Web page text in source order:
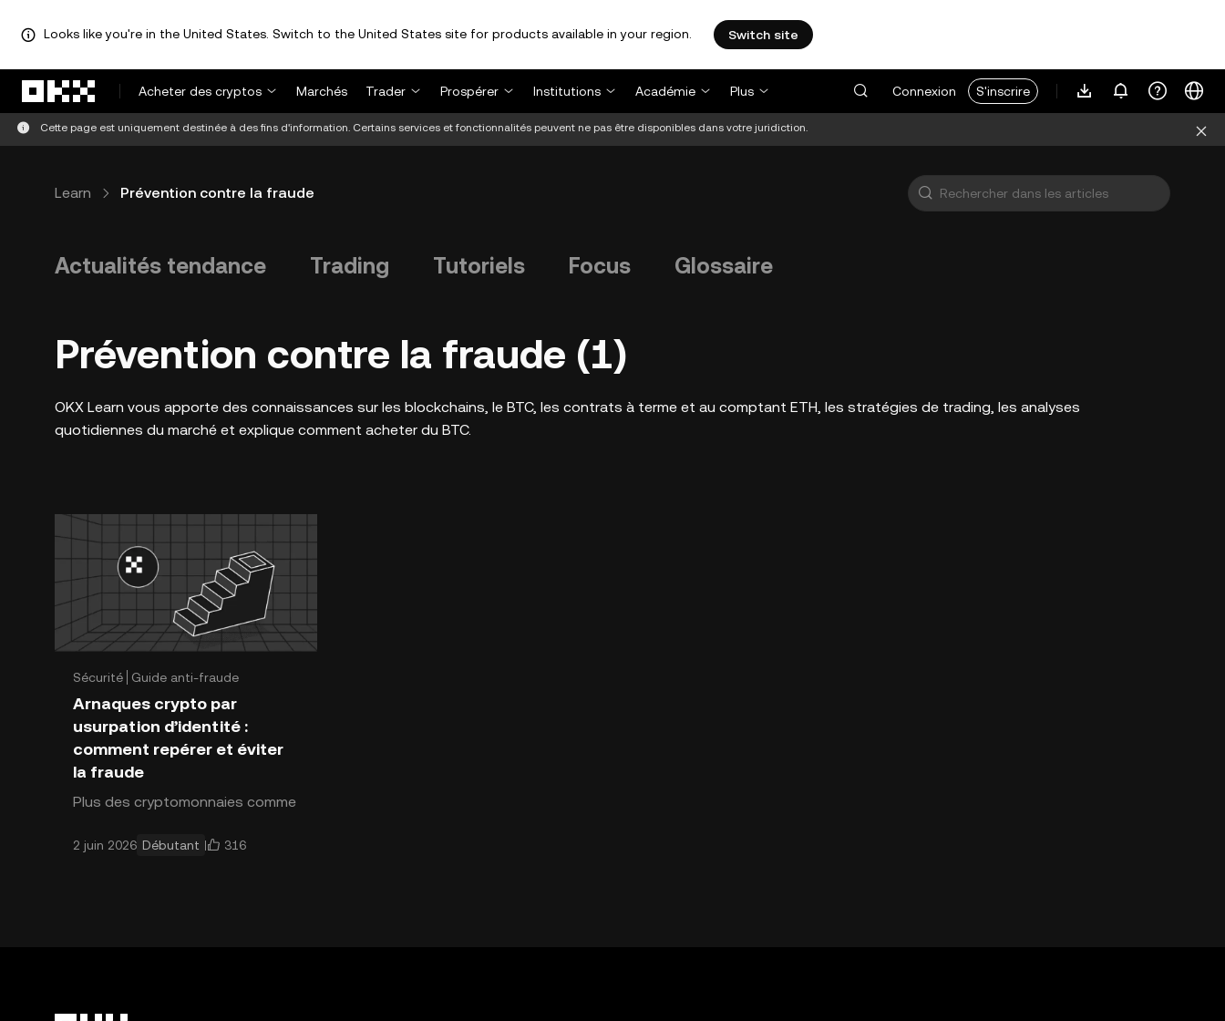
Looks like you're in the United States. Switch to the United States site for products available in your region. Switch site
Acheter des cryptos
Marchés Trader Prospérer Institutions Académie Plus Connexion S'inscrire
Cette page est uniquement destinée à des fins d'information. Certains services et fonctionnalités peuvent ne pas être disponibles dans votre juridiction.
Learn Prévention contre la fraude
Actualités tendance Trading Tutoriels Focus Glossaire
Prévention contre la fraude (1)
OKX Learn vous apporte des connaissances sur les blockchains, le BTC, les contrats à terme et au comptant ETH, les stratégies de trading, les analyses
quotidiennes du marché et explique comment acheter du BTC.
Sécurité Guide anti-fraude
Arnaques crypto par
usurpation d’identité :
comment repérer et éviter
la fraude
Plus des cryptomonnaies comme
popularité, plus les scammers
2 juin 2026 Débutant 316